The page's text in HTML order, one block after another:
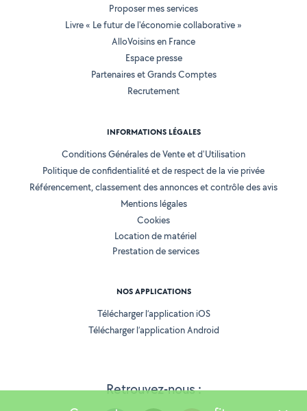
Retrouvez-nous :
Proposer mes services
Livre « Le futur de l'économie collaborative »
AlloVoisins en France
Espace presse
Partenaires et Grands Comptes
Recrutement
INFORMATIONS LÉGALES
Conditions Générales de Vente et d'Utilisation
Politique de confidentialité et de respect de la vie privée
Référencement, classement des annonces et contrôle des avis
Mentions légales
Cookies
Location de matériel
Prestation de services
NOS APPLICATIONS
Télécharger l’application iOS
Télécharger l’application Android